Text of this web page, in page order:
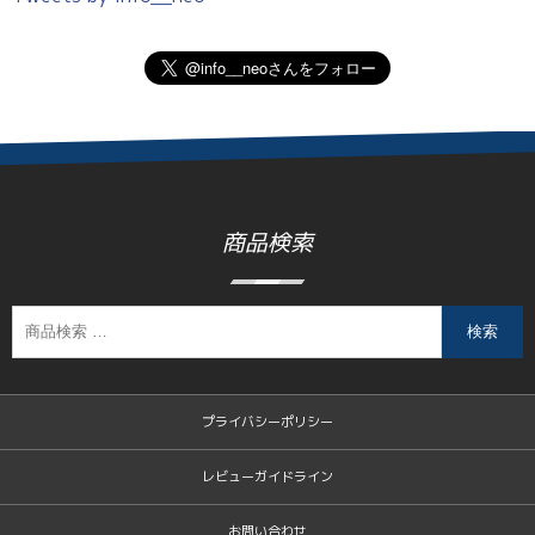
商品検索
検索
プライバシーポリシー
レビューガイドライン
お問い合わせ